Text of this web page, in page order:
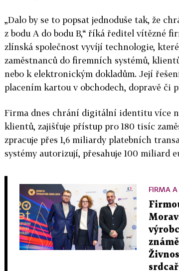
„Dalo by se to popsat jednoduše tak, že
z bodu A do bodu B,“ říká ředitel vítězné
zlínská společnost vyvíjí technologie,
zaměstnanců do firemních systémů,
nebo k elektronickým dokladům. Její
placením kartou v obchodech, dopravě či
Firma dnes chrání digitální identitu více
klientů, zajišťuje přístup pro 180 tisíc
zpracuje přes 1,6 miliardy platebních
systémy autorizují, přesahuje 100 miliard
FIRMA A
srdcař